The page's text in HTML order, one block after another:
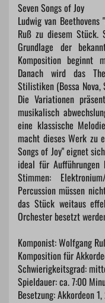
Seven Songs of Joy
Ludwig van
Ruß zu diesem Stück.
Grundlage der
Komposition beginnt
Danach wird das
Stilistiken (Bossa Nova,
Die Variationen
musikalisch
eine klassische
macht dieses Werk zu
Songs of Joy" eignet
ideal für Aufführungen
Stimmen:
Percussion müssen
das Stück weitaus
Orchester besetzt
Komponist: Wolfgang
Komposition für
Schwierigkeitsgrad:
Spieldauer: ca. 7:00
Besetzung: Akkordeon